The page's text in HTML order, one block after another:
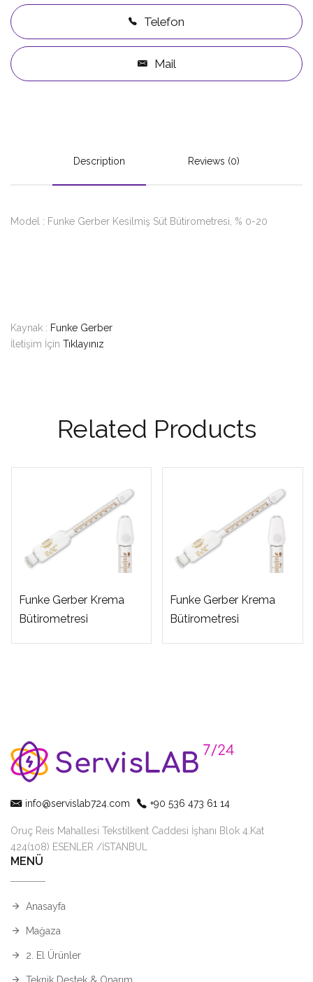
Telefon
Mail
Description Reviews (0)
Model : Funke Gerber Kesilmiş Süt Bütirometresi, % 0-20
Kaynak : Funke Gerber
İletişim İçin Tıklayınız
Related Products
Funke Gerber Krema
Bütirometresi
Funke Gerber Krema
Bütirometresi
info@servislab724.com +90 536 473 61 14
Oruç Reis Mahallesi Tekstilkent Caddesi İşhanı Blok 4.Kat
424(108) ESENLER /İSTANBUL
MENÜ
Anasayfa
Mağaza
2. El Ürünler
Teknik Destek & Onarım